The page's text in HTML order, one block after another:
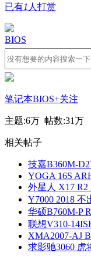
已有1 人打赏
BIOS
笔记本BIOS+关注
主题:6万 帖数:31万
相关帖子
技嘉B360M-
YOGA 16S
外星人 X17
Y7000 2018 不
华硕B760M-P
联想V310-
XMA2007-AJ
求影驰3060 虎